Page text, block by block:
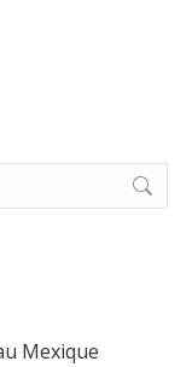
Mexique